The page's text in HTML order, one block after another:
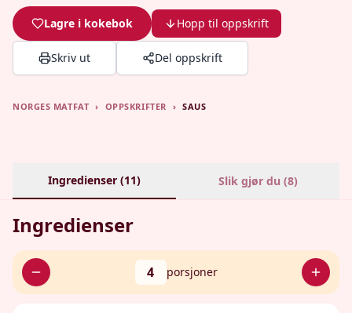
Lagre i kokebok Hopp til oppskrift
Skriv ut Del oppskrift
NORGES MATFAT › OPPSKRIFTER › SAUS
Ingredienser (11) Slik gjør du (8)
Ingredienser
4 porsjoner